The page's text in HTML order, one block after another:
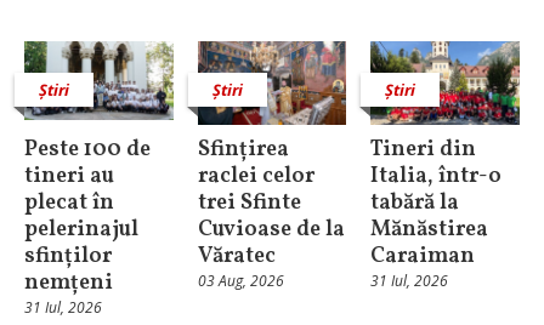
Știri
Peste 100 de
tineri au
plecat în
pelerinajul
sfinților
nemțeni
31 Iul, 2026
Știri
Sfințirea
raclei celor
trei Sfinte
Cuvioase de la
Văratec
03 Aug, 2026
Știri
Tineri din
Italia, într-o
tabără la
Mănăstirea
Caraiman
31 Iul, 2026